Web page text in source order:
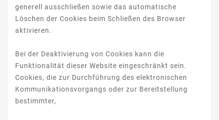
generell ausschließen sowie das automatische
Löschen der Cookies beim Schließen des Browser
aktivieren.
Bei der Deaktivierung von Cookies kann die
Funktionalität dieser Website eingeschränkt sein.
Cookies, die zur Durchführung des elektronischen
Kommunikationsvorgangs oder zur Bereitstellung
bestimmter,